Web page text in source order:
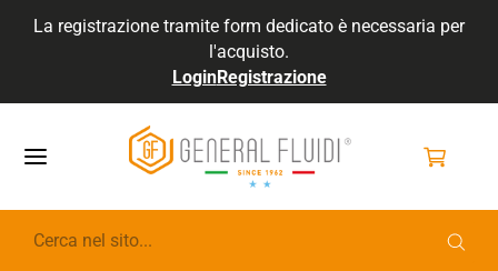
La registrazione tramite form dedicato è necessaria per
l'acquisto.
LoginRegistrazione
GENERALFLUIDI